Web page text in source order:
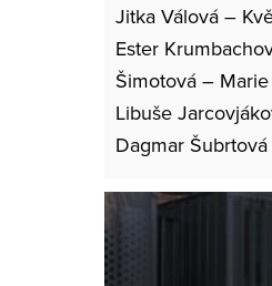
Jitka Válová –
Ester
Šimotová –
Libuše
Dagmar Šubrtová